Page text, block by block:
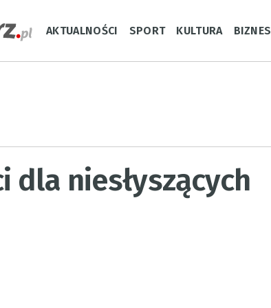
AKTUALNOŚCI SPORT KULTURA BIZNES
dla niesłyszących